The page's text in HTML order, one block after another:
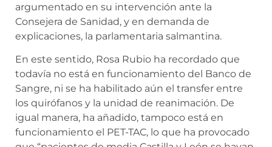
argumentado en su intervención ante la
Consejera de Sanidad, y en demanda de
explicaciones, la parlamentaria salmantina.
En este sentido, Rosa Rubio ha recordado que
todavía no está en funcionamiento del Banco de
Sangre, ni se ha habilitado aún el transfer entre
los quirófanos y la unidad de reanimación. De
igual manera, ha añadido, tampoco está en
funcionamiento el PET-TAC, lo que ha provocado